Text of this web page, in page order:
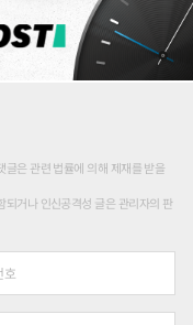
글은 관련 법률에 의해 제재를 받을
되거나 인신공격성 글은 관리자의 판